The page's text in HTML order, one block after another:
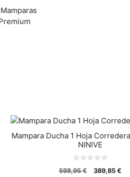
Mampara Ducha 1 Hoja
NINIVE
0
d
598,95€ 389,85 €